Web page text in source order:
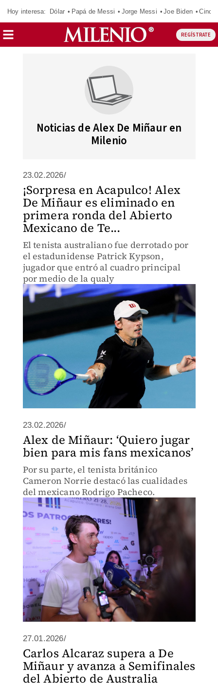
Hoy interesa: Dólar Papá de Messi Jorge Messi Joe Biden
REGÍSTRATE
Noticias de Alex De Miñaur en
Milenio
23.02.2026/
¡Sorpresa en Acapulco! Alex
De Miñaur es eliminado en
primera ronda del Abierto
Mexicano de Te...
El tenista australiano fue derrotado por
el estadunidense Patrick Kypson,
jugador que entró al cuadro principal
por medio de la qualy
23.02.2026/
Alex de Miñaur: ‘Quiero jugar
bien para mis fans mexicanos’
Por su parte, el tenista británico
Cameron Norrie destacó las cualidades
del mexicano Rodrigo Pacheco.
27.01.2026/
Carlos Alcaraz supera a De
Miñaur y avanza a Semifinales
del Abierto de Australia